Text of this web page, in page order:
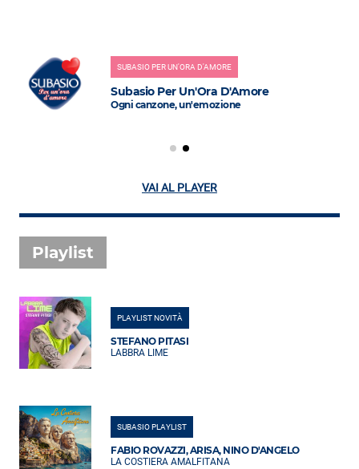
SUBASIO PER UN'ORA D'AMORE
Subasio Per Un'Ora D'Amore
Ogni canzone, un'emozione
VAI AL PLAYER
Playlist
PLAYLIST NOVITÀ
STEFANO PITASI
LABBRA LIME
SUBASIO PLAYLIST
FABIO ROVAZZI, ARISA, NINO D'ANGELO
LA COSTIERA AMALFITANA